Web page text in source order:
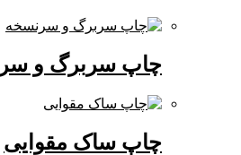
چاپ سربرگ و سرنسخه
چاپ ساک مقوایی